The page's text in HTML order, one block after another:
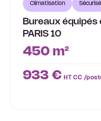
Climatisation Sécurisé
Bureaux
PARIS 10
450 m²
933 € HT CC /